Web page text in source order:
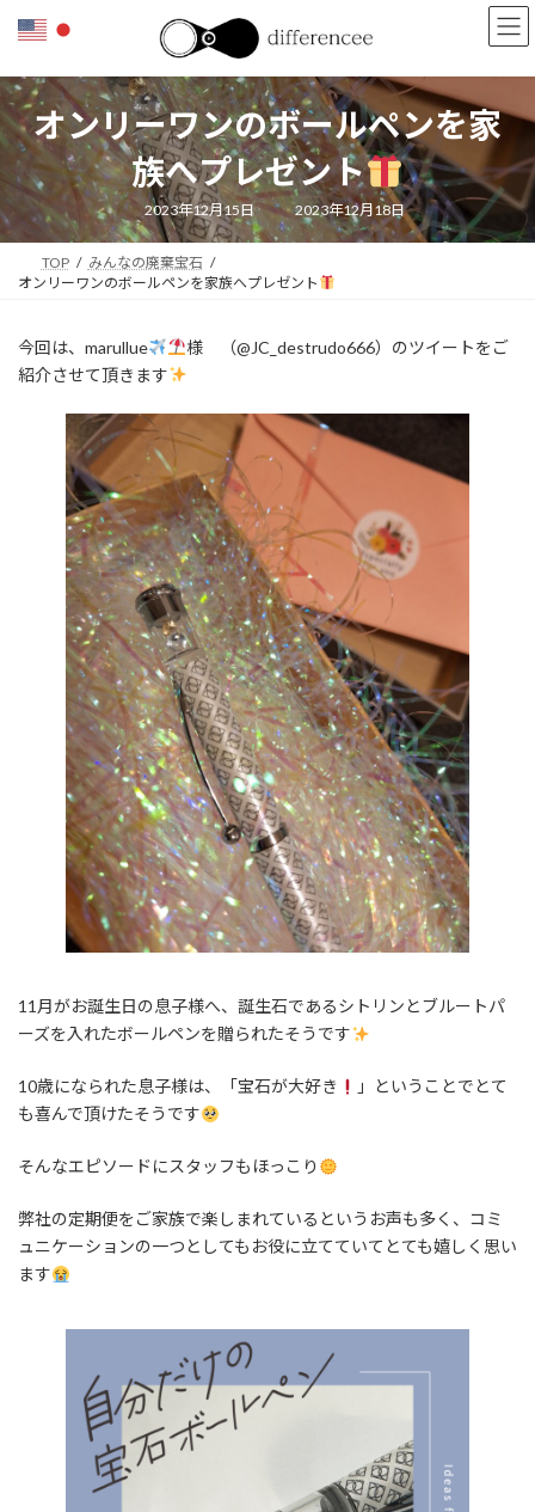
ン
ツ
へ
プ
ー
シ
ョ
動
オンリーワンのボールペンを家
族へプレゼント
2023年12月15日
最
終
更
時
2023年12月18日
TOP
みんなの廃棄宝石
オンリーワンのボールペンを家族へプレゼント
今回は、marullue
様 （@JC_destrudo666）のツイートをご
紹介させて頂きます
11月がお誕生日の息子様へ、誕生石であるシトリンとブルートパ
ーズを入れたボールペンを贈られたそうです
10歳になられた息子様は、「宝石が大好き
」ということでとて
も喜んで頂けたそうです
そんなエピソードにスタッフもほっこり
弊社の定期便をご家族で楽しまれているというお声も多く、コミ
ュニケーションの一つとしてもお役に立てていてとても嬉しく思い
ます